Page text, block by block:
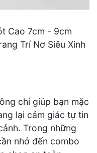
Cao 7cm - 9cm
Trí Nơ Siêu Xinh
chỉ giúp bạn mặc
lại cảm giác tự tin
Trong những
nhớ đến combo